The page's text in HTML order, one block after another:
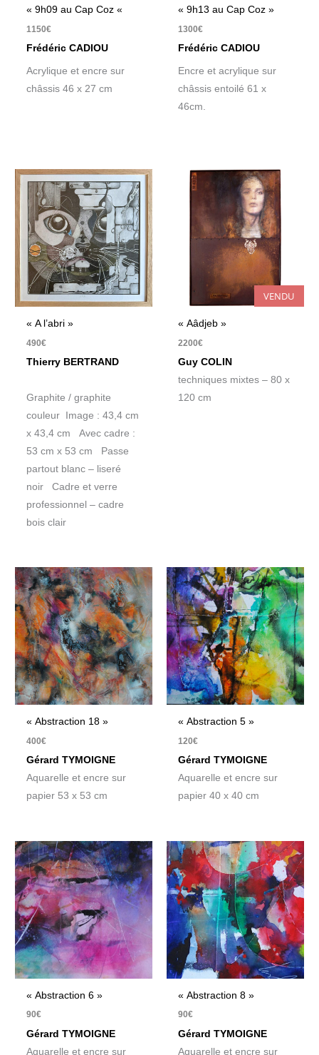
« 9h09 au Cap Coz «
1150€
Frédéric CADIOU
Acrylique et encre sur
châssis 46 x 27 cm
« 9h13 au Cap Coz »
1300€
Frédéric CADIOU
Encre et acrylique sur
châssis entoilé 61 x
46cm.
« A l’abri »
490€
Thierry BERTRAND
Graphite / graphite
couleur Image : 43,4 cm
x 43,4 cm Avec cadre :
53 cm x 53 cm Passe
partout blanc – liseré
noir Cadre et verre
professionnel – cadre
bois clair
VENDU
« Aâdjeb »
2200€
Guy COLIN
techniques mixtes – 80 x
120 cm
« Abstraction 18 »
400€
Gérard TYMOIGNE
Aquarelle et encre sur
papier 53 x 53 cm
« Abstraction 5 »
120€
Gérard TYMOIGNE
Aquarelle et encre sur
papier 40 x 40 cm
« Abstraction 6 »
90€
Gérard TYMOIGNE
Aquarelle et encre sur
« Abstraction 8 »
90€
Gérard TYMOIGNE
Aquarelle et encre sur